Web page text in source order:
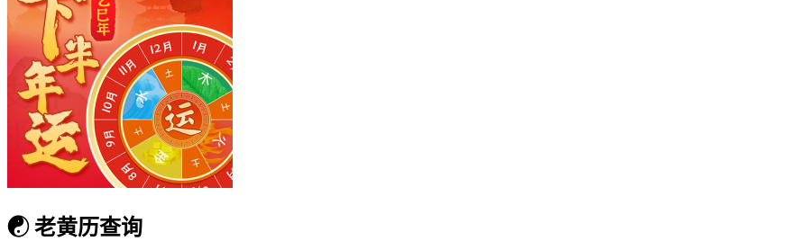
☯老黄历查询